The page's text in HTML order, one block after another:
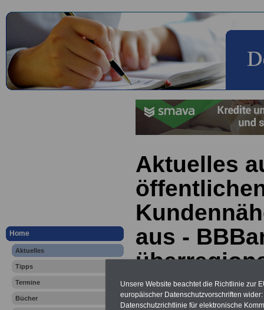
Home
Aktuelles
Tipps
Termine
Bücher
Aktuelles
aus -
2012
Unsere Website beachtet die Richtlinie zur
europäischer Datenschutzvorschriften
Datenschutzrichtlinie für elektronische